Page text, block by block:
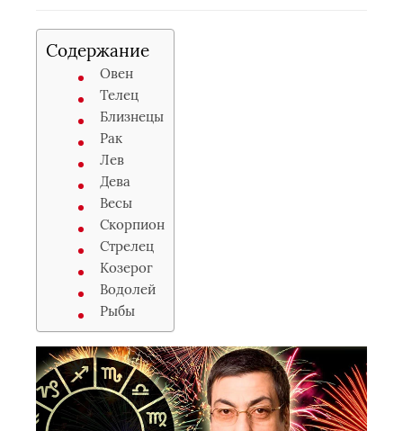
Содержание
Овен
Телец
Близнецы
Рак
Лев
Дева
Весы
Скорпион
Стрелец
Козерог
Водолей
Рыбы